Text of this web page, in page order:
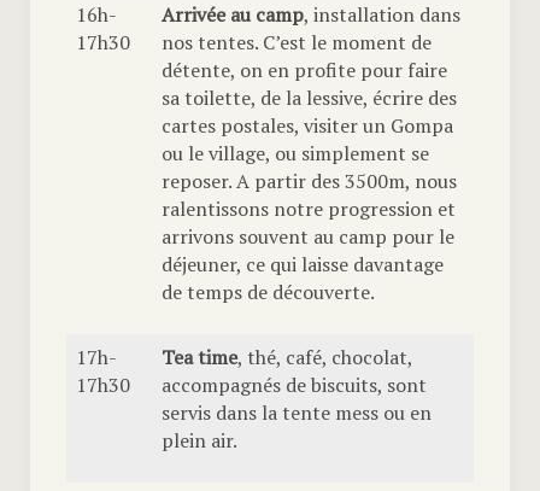
16h-
17h30
Arrivée au camp, installation dans
nos tentes. C’est le moment de
détente, on en profite pour faire
sa toilette, de la lessive, écrire des
cartes postales, visiter un Gompa
ou le village, ou simplement se
reposer. A partir des 3500m, nous
ralentissons notre progression et
arrivons souvent au camp pour le
déjeuner, ce qui laisse davantage
de temps de découverte.
17h-
17h30
Tea time, thé, café, chocolat,
accompagnés de biscuits, sont
servis dans la tente mess ou en
plein air.